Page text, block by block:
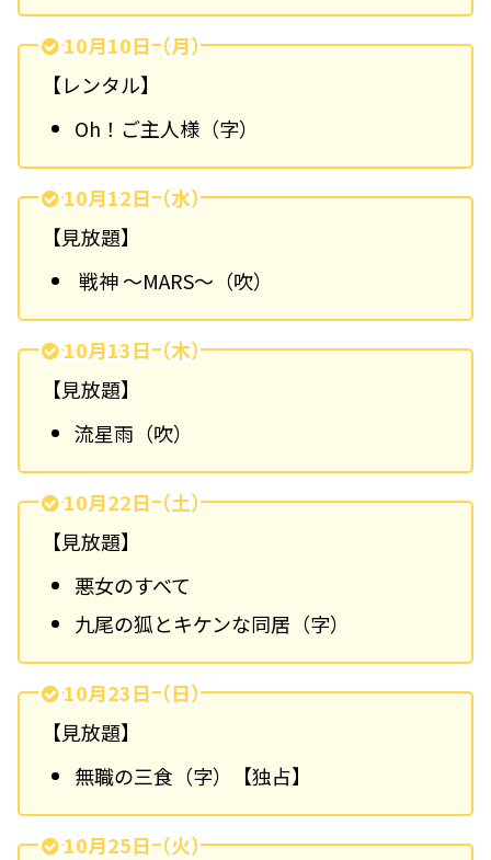
10月10日（月）
【レンタル】
Oh！ご主人様（字）
10月12日（水）
【見放題】
戦神 ～MARS～（吹）
10月13日（木）
【見放題】
流星雨（吹）
10月22日（土）
【見放題】
悪女のすべて
九尾の狐とキケンな同居（字）
10月23日（日）
【見放題】
無職の三食（字）
【独占】
10月25日（火）